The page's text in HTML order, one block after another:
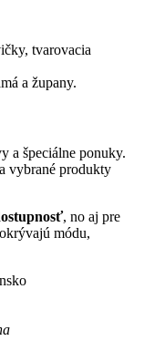
tvarovacia
a župany.
a špeciálne ponuky.
vybrané produkty
, no aj pre
módu,